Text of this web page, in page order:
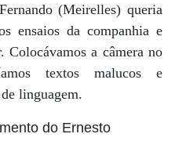
(Meirelles) queria
ensaios da companhia e
Colocávamos a câmera no
textos malucos e
linguagem.
do Ernesto